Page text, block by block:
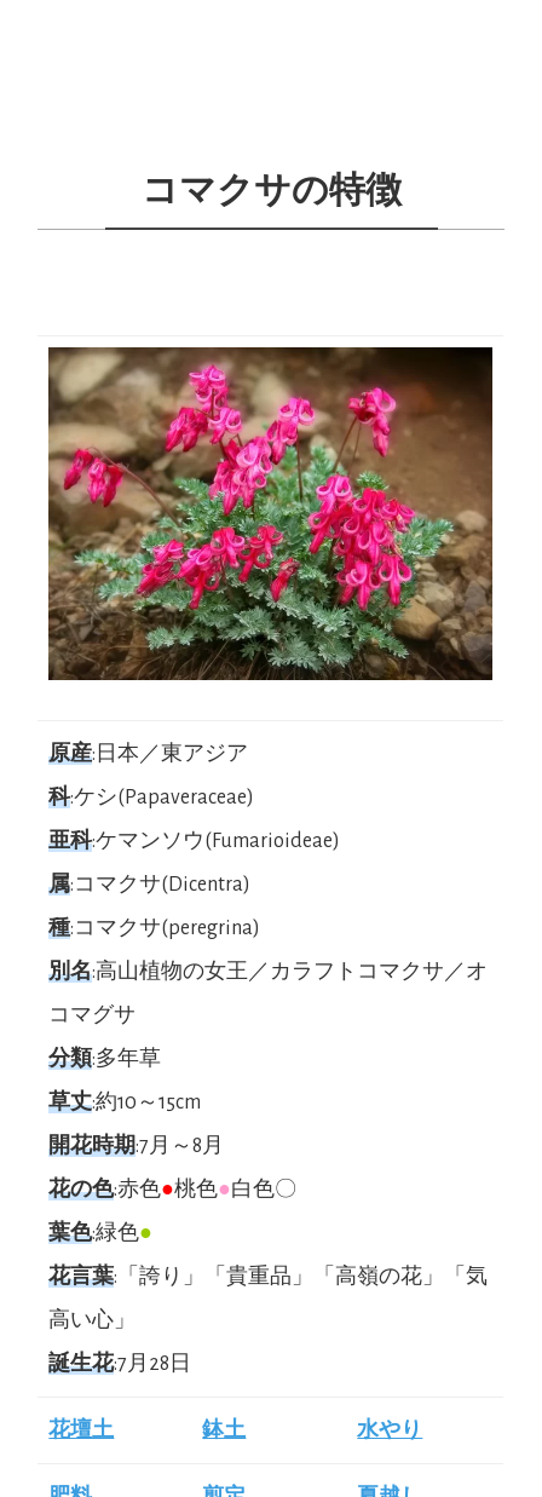
コマクサの特徴
原産:日本／東アジア
科:ケシ(Papaveraceae)
亜科:ケマンソウ(Fumarioideae)
属:コマクサ(Dicentra)
種:コマクサ(peregrina)
別名:高山植物の女王／カラフトコマクサ／オ
コマグサ
分類:多年草
草丈:約10～15cm
開花時期:7月～8月
花の色:赤色●桃色●白色〇
葉色:緑色●
花言葉:「誇り」「貴重品」「高嶺の花」「気
高い心」
誕生花:7月28日
花壇土 鉢土 水やり